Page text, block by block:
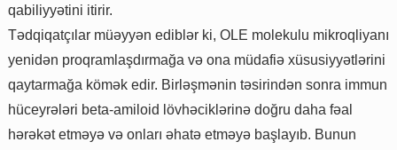
qabiliyyətini itirir.
Tədqiqatçılar müəyyən ediblər ki, OLE molekulu mikroqliyanı
yenidən proqramlaşdırmağa və ona müdafiə xüsusiyyətlərini
qaytarmağa kömək edir. Birləşmənin təsirindən sonra immun
hüceyrələri beta-amiloid lövhəciklərinə doğru daha fəal
hərəkət etməyə və onları əhatə etməyə başlayıb. Bunun